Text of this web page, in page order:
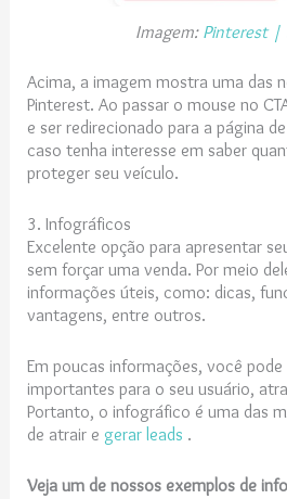
Imagem: Pinterest |
Acima, a imagem mostra uma das
Pinterest. Ao passar o mouse no
e ser redirecionado para a página
caso tenha interesse em saber
proteger seu veículo.
3. Infográficos
Excelente opção para apresentar
sem forçar uma venda. Por meio
informações úteis, como: dicas,
vantagens, entre outros.
Em poucas informações, você
importantes para o seu usuário,
Portanto, o infográfico é uma das
de atrair e gerar leads .
Veja um de nossos exemplos de